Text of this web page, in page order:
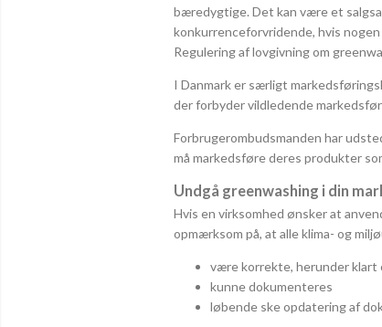
bæredygtige. Det kan være et
konkurrenceforvridende, hvis
Regulering af lovgivning om
I Danmark er særligt
der forbyder vildledende
Forbrugerombudsmanden har
må markedsføre deres produkter
Undgå greenwashing i din
Hvis en virksomhed ønsker at
opmærksom på, at alle klima- og
være korrekte, herunder
kunne dokumenteres
løbende ske opdatering af